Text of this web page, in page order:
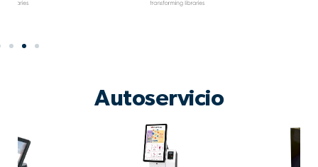
Autoservicio